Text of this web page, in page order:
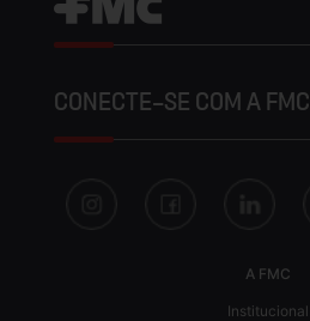
CONECTE-SE COM A FMC
A FMC
Institucional